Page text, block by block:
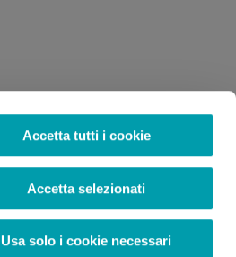
Accetta tutti i cookie
Accetta selezionati
Usa solo i cookie necessari